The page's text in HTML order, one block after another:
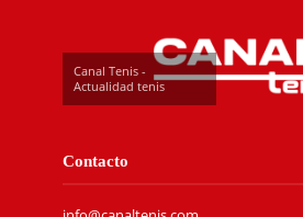
Canal Tenis -
Actualidad tenis
Contacto